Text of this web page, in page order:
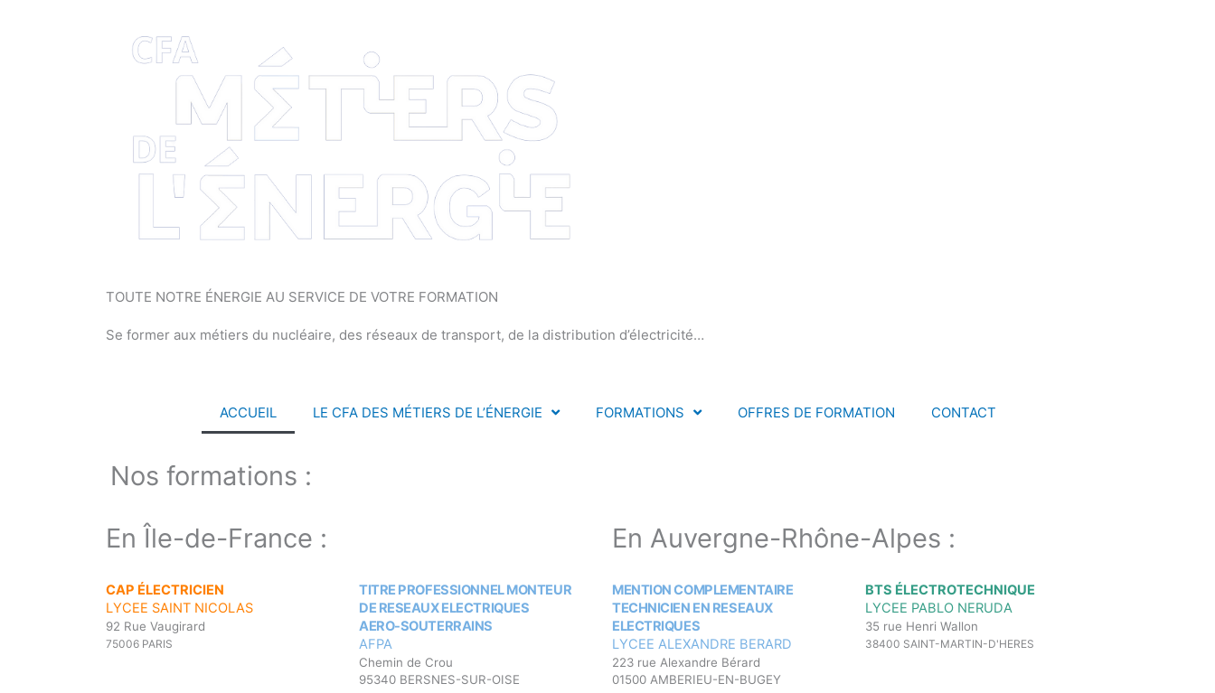
TOUTE NOTRE ÉNERGIE AU SERVICE DE VOTRE FORMATION
Se former aux métiers du nucléaire, des réseaux de transport, de la distribution d’électricité…
ACCUEIL LE CFA DES MÉTIERS DE L’ÉNERGIE FORMATIONS OFFRES DE FORMATION CONTACT
Nos formations :
En Île-de-France :
En Auvergne-Rhône-Alpes :
CAP ÉLECTRICIEN
LYCEE SAINT NICOLAS
92 Rue Vaugirard
75006 PARIS
TITRE PROFESSIONNEL MONTEUR
DE RESEAUX ELECTRIQUES
AERO-SOUTERRAINS
AFPA
Chemin de Crou
95340 BERSNES-SUR-OISE
MENTION COMPLEMENTAIRE
TECHNICIEN EN RESEAUX
ELECTRIQUES
LYCEE ALEXANDRE BERARD
223 rue Alexandre Bérard
01500 AMBERIEU-EN-BUGEY
BTS ÉLECTROTECHNIQUE
LYCEE PABLO NERUDA
35 rue Henri Wallon
38400 SAINT-MARTIN-D'HERES